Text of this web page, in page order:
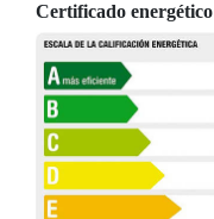
Certificado energético